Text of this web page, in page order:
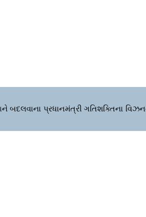
બદલવાના પ્રધાનમંત્રી ગતિશક્તિના